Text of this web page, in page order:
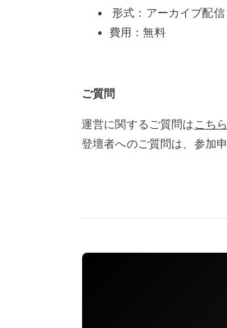
形式：アーカイブ配信
費用：無料
ご質問
運営に関するご質問は こち
登壇者へのご質問は、参加